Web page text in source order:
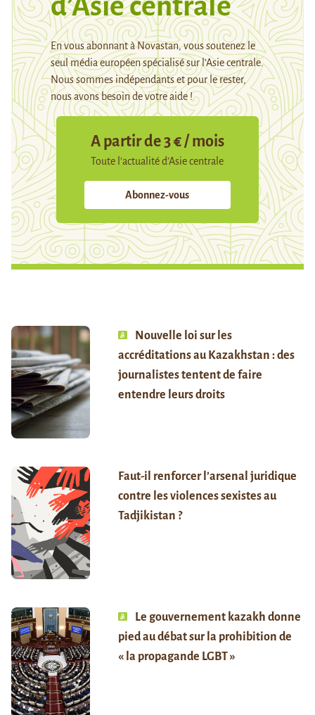
d’Asie centrale
En vous abonnant à Novastan, vous soutenez le
seul média européen spécialisé sur l’Asie centrale.
Nous sommes indépendants et pour le rester,
nous avons besoin de votre aide !
A partir de 3 € / mois
Toute l’actualité d’Asie centrale
Abonnez-vous
Nouvelle loi sur les
accréditations au Kazakhstan : des
journalistes tentent de faire
entendre leurs droits
Faut-il renforcer l’arsenal juridique
contre les violences sexistes au
Tadjikistan ?
Le gouvernement kazakh donne
pied au débat sur la prohibition de
« la propagande LGBT »